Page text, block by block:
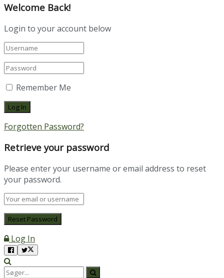
Welcome Back!
Login to your account below
Remember Me
Forgotten Password?
Retrieve your password
Please enter your username or email address to reset
your password.
Log In